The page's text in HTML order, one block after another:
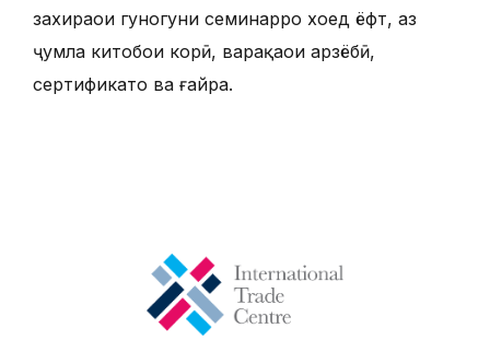
захираҳои гуногуни семинарро хоҳед ёфт, аз
ҷумла китобҳои корӣ, варақаҳои арзёбӣ,
сертификатҳо ва ғайра.